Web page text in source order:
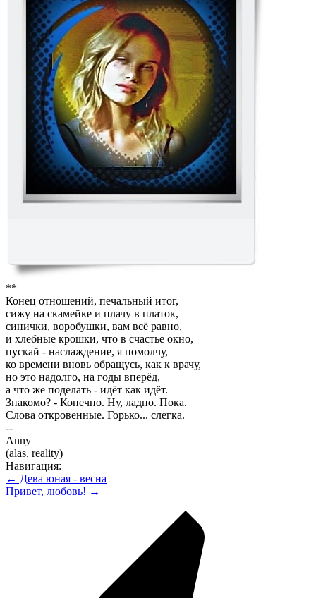
**
Конец отношений, печальный итог,
сижу на скамейке и плачу в платок,
синички, воробушки, вам всё равно,
и хлебные крошки, что в счастье окно,
пускай - наслаждение, я помолчу,
ко времени вновь обращусь, как к врачу,
но это надолго, на годы вперёд,
а что же поделать - идёт как идёт.
Знакомо? - Конечно. Ну, ладно. Пока.
Слова откровенные. Горько... слегка.
--
Anny
(alas, reality)
Навигация:
← Дева юная - весна
Привет, любовь! →